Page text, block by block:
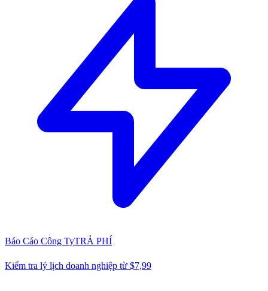
Báo Cáo Công TyTRẢ PHÍ
Kiểm tra lý lịch doanh nghiệp từ $7,99